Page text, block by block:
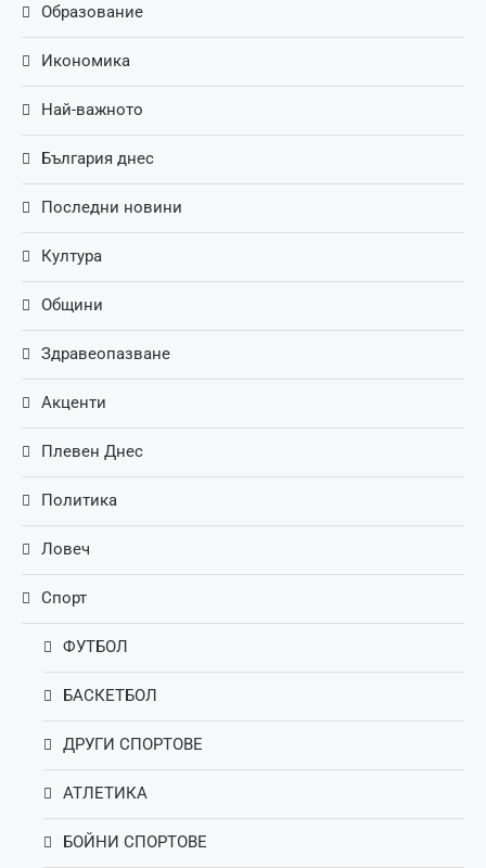
Образование
Икономика
Най-важното
България днес
Последни новини
Култура
Общини
Здравеопазване
Акценти
Плевен Днес
Политика
Ловеч
Спорт
ФУТБОЛ
БАСКЕТБОЛ
ДРУГИ СПОРТОВЕ
АТЛЕТИКА
БОЙНИ СПОРТОВЕ